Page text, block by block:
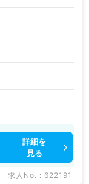
詳細を
見る
求人No. : 622191